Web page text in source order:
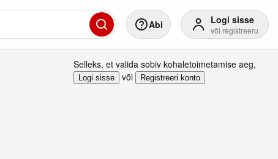
Abi Logi sisse
või registreeru
Selleks, et valida sobiv kohaletoimetamise aeg,
Logi sisse või Registreeri konto